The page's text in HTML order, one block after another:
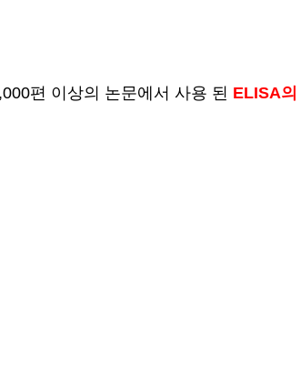
편 이상의 논문에서 사용 된 ELISA의